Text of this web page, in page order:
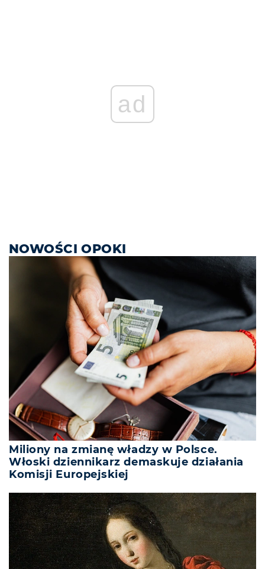
ad
NOWOŚCI OPOKI
Miliony na zmianę władzy w Polsce.
Włoski dziennikarz demaskuje działania
Komisji Europejskiej